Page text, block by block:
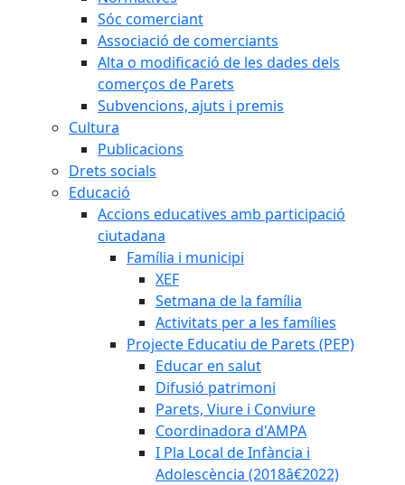
Sóc comerciant
Associació de comerciants
Alta o modificació de les dades dels
comerços de Parets
Subvencions, ajuts i premis
Cultura
Publicacions
Drets socials
Educació
Accions educatives amb participació
ciutadana
Família i municipi
XEF
Setmana de la família
Activitats per a les famílies
Projecte Educatiu de Parets (PEP)
Educar en salut
Difusió patrimoni
Parets, Viure i Conviure
Coordinadora d'AMPA
I Pla Local de Infància i
Adolescència (2018â€2022)